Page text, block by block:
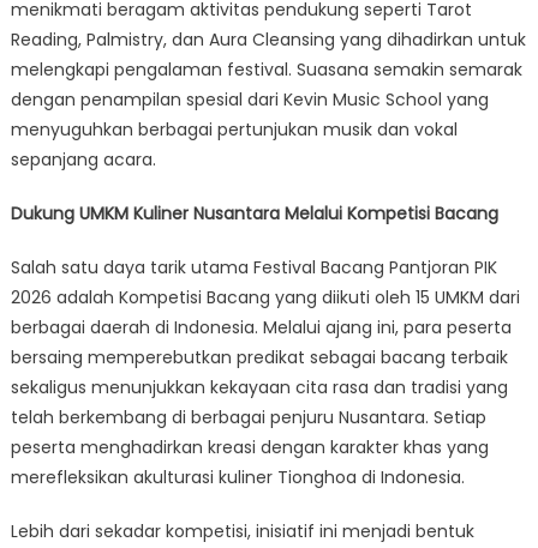
menikmati beragam aktivitas pendukung seperti Tarot
Reading, Palmistry, dan Aura Cleansing yang dihadirkan untuk
melengkapi pengalaman festival. Suasana semakin semarak
dengan penampilan spesial dari Kevin Music School yang
menyuguhkan berbagai pertunjukan musik dan vokal
sepanjang acara.
Dukung UMKM Kuliner Nusantara Melalui Kompetisi Bacang
Salah satu daya tarik utama Festival Bacang Pantjoran PIK
2026 adalah Kompetisi Bacang yang diikuti oleh 15 UMKM dari
berbagai daerah di Indonesia. Melalui ajang ini, para peserta
bersaing memperebutkan predikat sebagai bacang terbaik
sekaligus menunjukkan kekayaan cita rasa dan tradisi yang
telah berkembang di berbagai penjuru Nusantara. Setiap
peserta menghadirkan kreasi dengan karakter khas yang
merefleksikan akulturasi kuliner Tionghoa di Indonesia.
Lebih dari sekadar kompetisi, inisiatif ini menjadi bentuk